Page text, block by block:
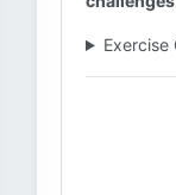
Exercise